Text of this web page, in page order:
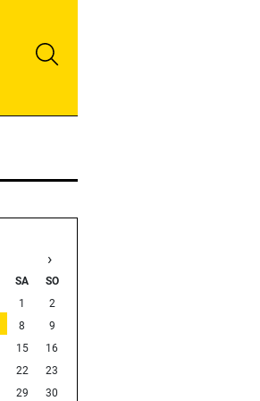
›
SA
SO
1
2
8
9
15
16
22
23
29 30